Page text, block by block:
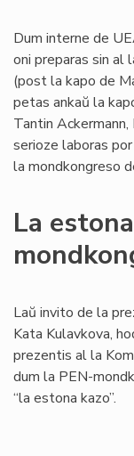
Dum interne de
oni preparas sin al
(post la kapo de
petas ankaŭ la
Tantin
serioze laboras
la mondkongreso
La
Laŭ invito de la
Kata Kulavkova,
prezentis al la
dum la PEN-
“la estona kazo”.